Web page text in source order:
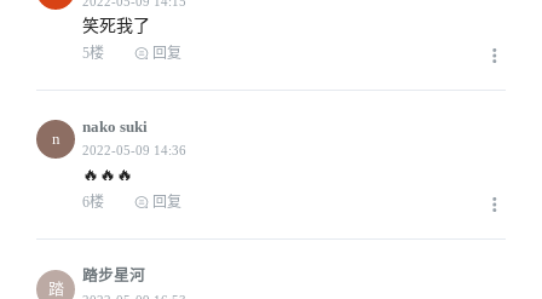
2022-05-09 15:19
笑死我了
5楼 回复
n
nako suki
🔥🔥🔥
6楼 回复
踏
踏步星河